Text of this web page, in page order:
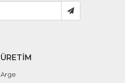
ÜRETIM
Arge